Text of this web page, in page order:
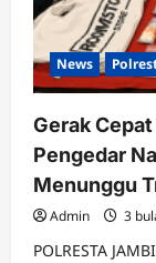
News
Gerak
Pengedar
Menunggu
Admin 3
POLRESTA